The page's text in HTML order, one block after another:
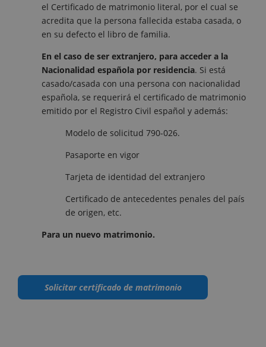
el Certificado de matrimonio literal, por el cual se
acredita que la persona fallecida estaba casada, o
en su defecto el libro de familia.
En el caso de ser extranjero, para acceder a la
Nacionalidad española por residencia. Si está
casado/casada con una persona con nacionalidad
española, se requerirá el certificado de matrimonio
emitido por el Registro Civil español y además:
Modelo de solicitud 790-026.
Pasaporte en vigor
Tarjeta de identidad del extranjero
Certificado de antecedentes penales del país
de origen, etc.
Para un nuevo matrimonio.
Solicitar certificado de matrimonio